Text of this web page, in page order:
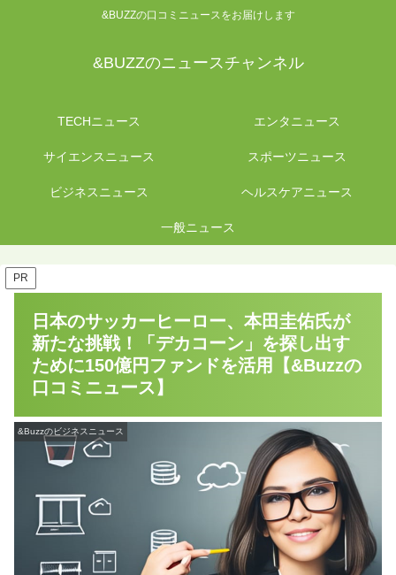
&BUZZの口コミニュースをお届けします
&BUZZのニュースチャンネル
TECHニュース エンタニュース
サイエンスニュース スポーツニュース
ビジネスニュース ヘルスケアニュース
一般ニュース
PR
日本のサッカーヒーロー、本田圭佑氏が
新たな挑戦！「デカコーン」を探し出す
ために150億円ファンドを活用【&Buzzの
口コミニュース】
&Buzzのビジネスニュース